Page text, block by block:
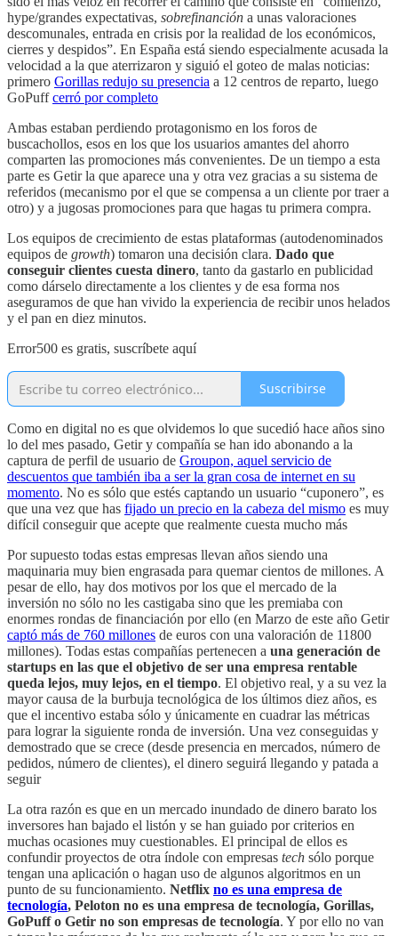
hype/grandes expectativas, sobrefinanción a unas valoraciones
descomunales, entrada en crisis por la realidad de los económicos,
cierres y despidos”. En España está siendo especialmente acusada la
velocidad a la que aterrizaron y siguió el goteo de malas noticias:
primero Gorillas redujo su presencia a 12 centros de reparto, luego
GoPuffcerró por completo
Ambas estaban perdiendo protagonismo en los foros de
buscachollos, esos en los que los usuarios amantes del ahorro
comparten las promociones más convenientes. De un tiempo a esta
parte es Getir la que aparece una y otra vez gracias a su sistema de
referidos (mecanismo por el que se compensa a un cliente por traer a
otro) y a jugosas promociones para que hagas tu primera compra.
Los equipos de crecimiento de estas plataformas (autodenominados
equipos de growth) tomaron una decisión clara. Dado que
conseguir clientes cuesta dinero, tanto da gastarlo en publicidad
como dárselo directamente a los clientes y de esa forma nos
aseguramos de que han vivido la experiencia de recibir unos helados
y el pan en diez minutos.
Error500 es gratis, suscríbete aquí
Suscribirse
Como en digital no es que olvidemos lo que sucedió hace años sino
lo del mes pasado, Getir y compañía se han ido abonando a la
captura de perfil de usuario de Groupon, aquel servicio de
descuentos que también iba a ser la gran cosa de internet en su
momento. No es sólo que estés captando un usuario “cuponero”, es
que una vez que has fijado un precio en la cabeza del mismo es muy
difícil conseguir que acepte que realmente cuesta mucho más
Por supuesto todas estas empresas llevan años siendo una
maquinaria muy bien engrasada para quemar cientos de millones. A
pesar de ello, hay dos motivos por los que el mercado de la
inversión no sólo no les castigaba sino que les premiaba con
enormes rondas de financiación por ello (en Marzo de este año Getir
captó más de 760 millones de euros con una valoración de 11800
millones). Todas estas compañías pertenecen a una generación de
startups en las que el objetivo de ser una empresa rentable
queda lejos, muy lejos, en el tiempo. El objetivo real, y a su vez la
mayor causa de la burbuja tecnológica de los últimos diez años, es
que el incentivo estaba sólo y únicamente en cuadrar las métricas
para lograr la siguiente ronda de inversión. Una vez conseguidas y
demostrado que se crece (desde presencia en mercados, número de
pedidos, número de clientes), el dinero seguirá llegando y patada a
seguir
La otra razón es que en un mercado inundado de dinero barato los
inversores han bajado el listón y se han guiado por criterios en
muchas ocasiones muy cuestionables. El principal de ellos es
confundir proyectos de otra índole con empresas tech sólo porque
tengan una aplicación o hagan uso de algunos algoritmos en un
punto de su funcionamiento. Netflix no es una empresa de
tecnología, Peloton no es una empresa de tecnología, Gorillas,
GoPuff o Getir no son empresas de tecnología. Y por ello no van